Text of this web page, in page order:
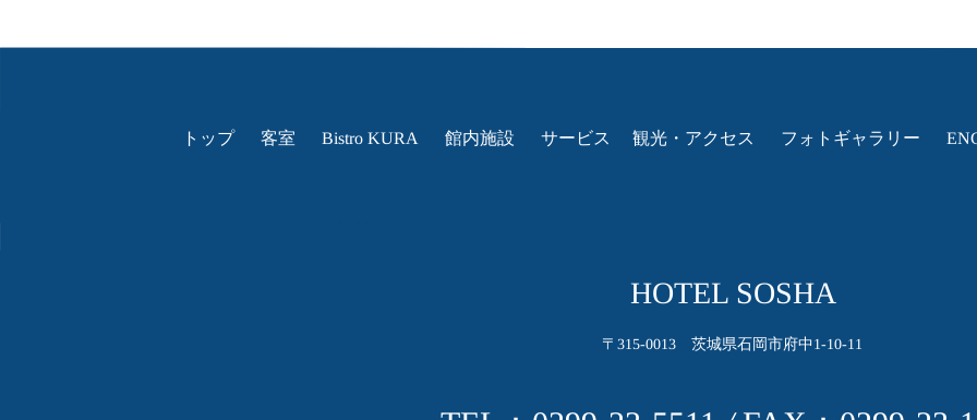
トップ 客室 Bistro KURA 館内施設 サービス 観光・アクセス フォトギャラリー
HOTEL SOSHA
〒315-0013 茨城県石岡市府中1-10-11